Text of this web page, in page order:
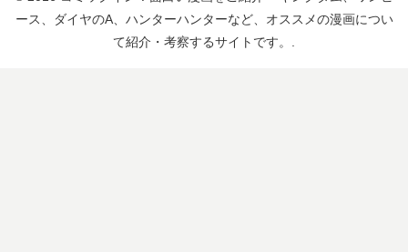
ース、ダイヤのA、ハンターハンターなど、オススメの漫画につい
て紹介・考察するサイトです。.